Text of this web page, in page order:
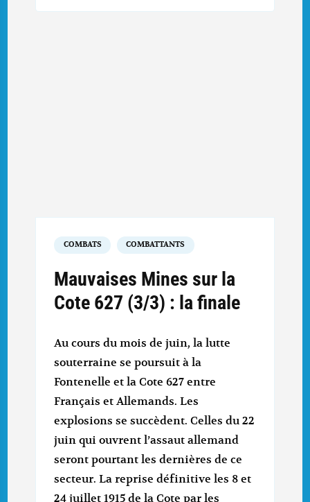
DESTIN
COMBATS COMBATTANTS
Mauvaises Mines sur la
Cote 627 (3/3) : la finale
Au cours du mois de juin, la lutte
souterraine se poursuit à la
Fontenelle et la Cote 627 entre
Français et Allemands. Les
explosions se succèdent. Celles du 22
juin qui ouvrent l’assaut allemand
seront pourtant les dernières de ce
secteur. La reprise définitive les 8 et
24 juillet 1915 de la Cote par les